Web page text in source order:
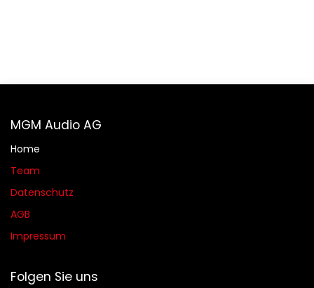
MGM Audio AG
Home
Team
Datenschutz
AGB​​
Impressum
Folgen Sie uns